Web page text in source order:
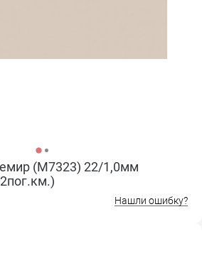
(M7323) 22/1,0мм
Нашли ошибку?